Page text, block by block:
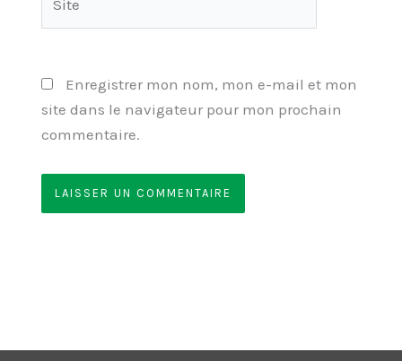
Enregistrer mon nom, mon e-mail et mon
site dans le navigateur pour mon prochain
commentaire.